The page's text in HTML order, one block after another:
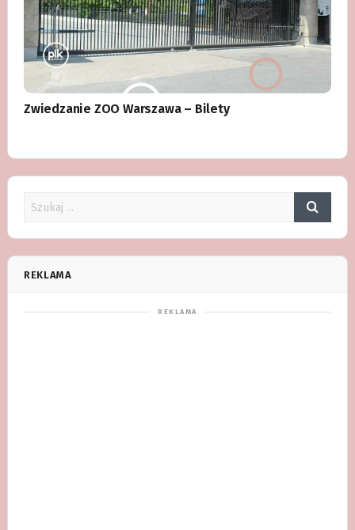
Zwiedzanie ZOO Warszawa – Bilety
REKLAMA